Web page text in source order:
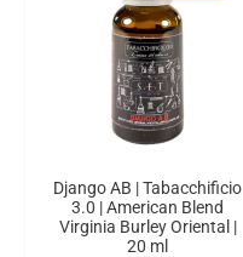
Django AB | Tabacchificio
3.0 | American Blend
Virginia Burley Oriental |
20 ml